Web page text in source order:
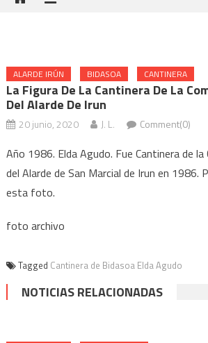
ALARDE IRÚN BIDASOA CANTINERA
La Figura De La Cantinera De La
Del Alarde De Irun
20 junio, 2020 J. L. Comment(0)
Año 1986. Elda Agudo. Fue Cantinera de
del Alarde de San Marcial de Irun en 1986.
esta foto.
foto archivo
Tagged Cantinera de Bidasoa Elda Agudo
NOTICIAS RELACIONADAS